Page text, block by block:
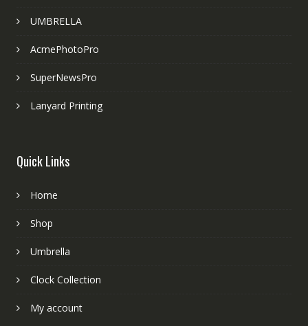
UMBRELLA
AcmePhotoPro
SuperNewsPro
Lanyard Printing
Quick Links
Home
Shop
Umbrella
Clock Collection
My account